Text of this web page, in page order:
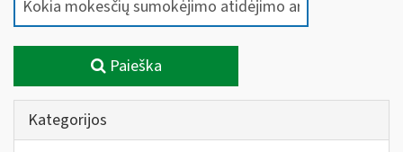
Paieška
Kategorijos